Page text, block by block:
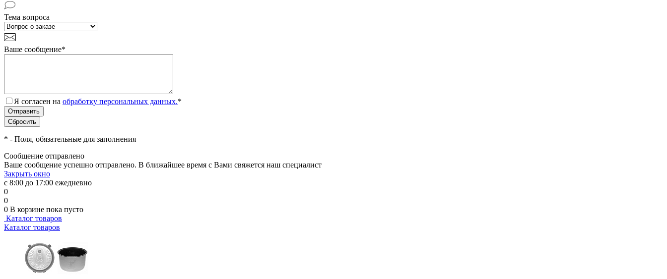
Тема вопроса
Ваше сообщение*
Я согласен на обработку персональных данных.*
* - Поля, обязательные для заполнения
Сообщение отправлено
Ваше сообщение успешно отправлено. В ближайшее время с Вами свяжется наш специалист
Закрыть окно
с 8:00 до 17:00 ежедневно
0
0
0 В корзине пока пусто
Каталог товаров
Каталог товаров